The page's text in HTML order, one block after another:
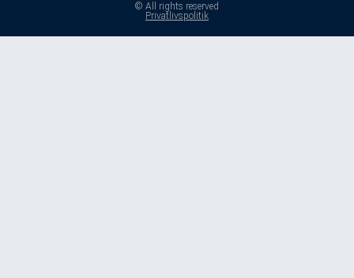
© All rights reserved
Privatlivspolitik